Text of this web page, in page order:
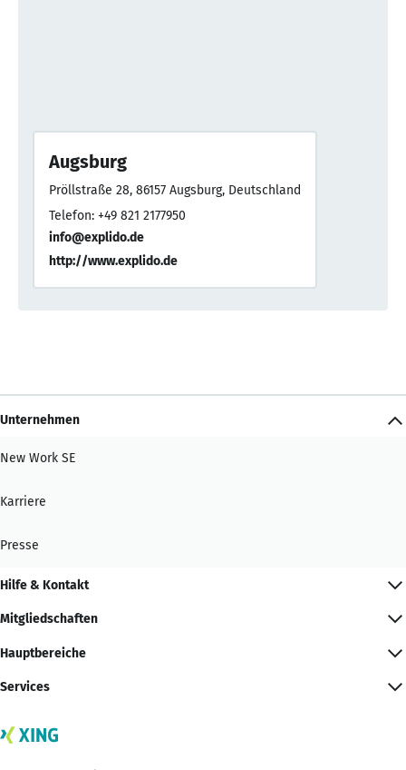
Augsburg
Pröllstraße 28, 86157 Augsburg, Deutschland
Telefon: +49 821 2177950
info@explido.de
http://www.explido.de
Unternehmen
New Work SE
Karriere
Presse
Hilfe & Kontakt
Mitgliedschaften
Hauptbereiche
Services